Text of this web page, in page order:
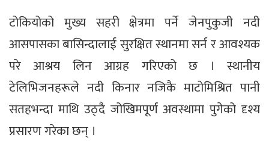
टोकियोको मुख्य सहरी क्षेत्रमा पर्ने जेनपुकुजी नदी
आसपासका बासिन्दालाई सुरक्षित स्थानमा सर्न र आवश्यक
परे आश्रय लिन आग्रह गरिएको छ । स्थानीय
टेलिभिजनहरूले नदी किनार नजिकै माटोमिश्रित पानी
सतहभन्दा माथि उठ्दै जोखिमपूर्ण अवस्थामा पुगेको दृश्य
प्रसारण गरेका छन् ।